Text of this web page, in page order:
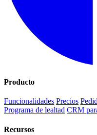
Producto
Funcionalidades Precios
Programa de lealtad CRM
Recursos